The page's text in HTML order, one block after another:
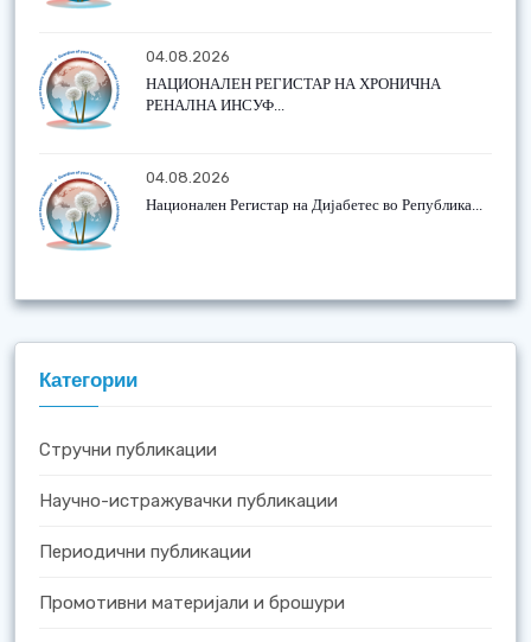
04.08.2026
НАЦИОНАЛЕН РЕГИСТАР НА ХРОНИЧНА
РЕНАЛНА ИНСУФ...
04.08.2026
Национален Регистар на Дијабетес во Република...
Категории
Стручни публикации
Научно-истражувачки публикации
Периодични публикации
Промотивни материјали и брошури